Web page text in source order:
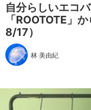
自分らしいエコ
「ROOTOTE」
8/17）
林 美由紀